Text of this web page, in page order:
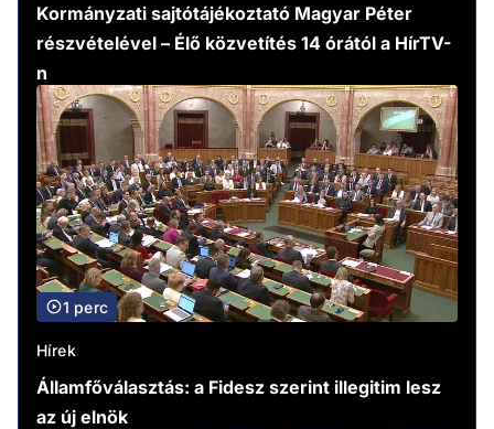
Kormányzati sajtótájékoztató Magyar Péter
részvételével – Élő közvetítés 14 órától a HírTV-
n
1 perc
Hírek
Államfőválasztás: a Fidesz szerint illegitim lesz
az új elnök